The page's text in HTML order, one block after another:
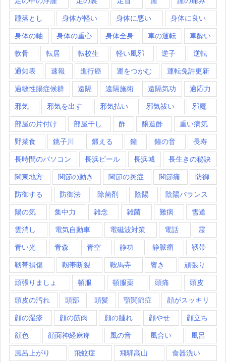
踵落とし 身体が軽い 身体に悪い 身体に良い
身体の軸 身体の重心 身体全身 車の運転 車酔い
軟骨 転居 転校生 軽い風邪 逆子 逆転
通知表 速報 進行癌 運をつかむ 運転免許更新
過敏性腸症候群 遠隔 遠隔施術 遠隔気功 適応力
邪気 邪気を出す 邪気払い 邪気祓い 邪魔
部屋の片付け 部屋干し 酢 醸造酢 重い病気
野菜食 銚子川 鍛える 鐘 鐘の音 長寿
長時間のパソコン 長浜ビール 長浜城 長生きの秘訣
関東地方 関節の動き 関節の炎症 関節痛 防御
防御する 防御法 除菌剤 陰陽 陰陽バランス
陽の気 集中力 雑念 雑菌 難病 雪道
雲消し 電気自動車 電磁波対策 電話 霊
青い光 青森 青空 静功 静脈瘤 靱帯
靱帯損傷 靱帯断裂 鞍馬寺 響き 頑張り
頑張りましょ 頓服 頓服薬 頭痛 頭皮
頭皮の汚れ 頭部 頭髪 顎関節症 顔がスッキリ
顔の湿疹 顔の筋肉 顔の腫れ 顔やせ 顔立ち
顔色 顔面神経麻痺 風の音 風合い 風呂
風呂上がり 飛蚊症 飛騨高山 食器洗い